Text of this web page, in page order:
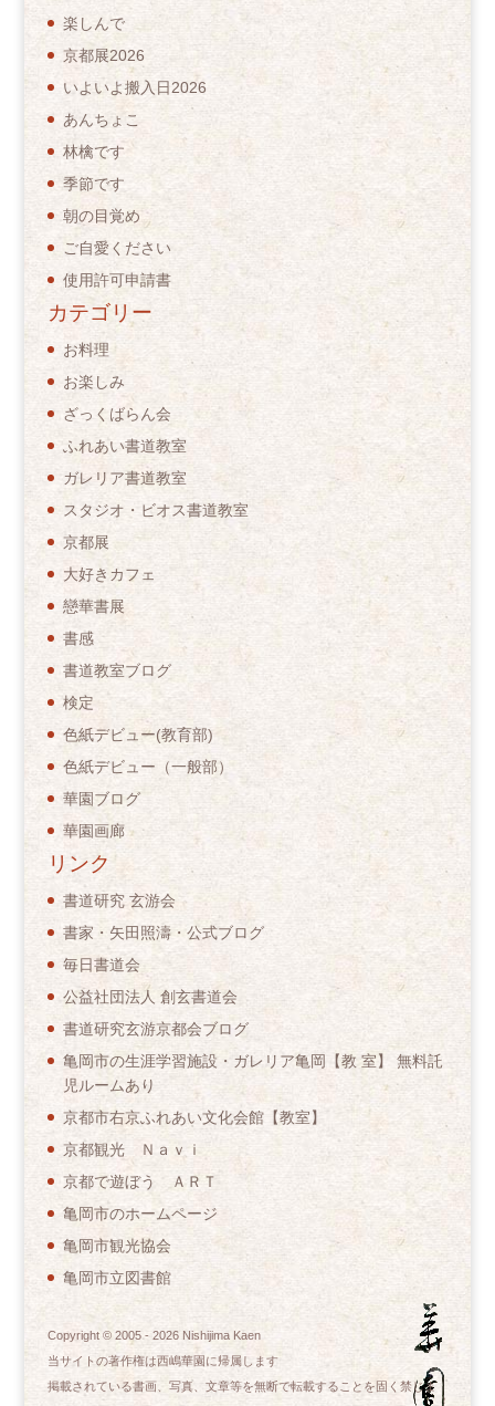
楽しんで
京都展2026
いよいよ搬入日2026
あんちょこ
林檎です
季節です
朝の目覚め
ご自愛ください
使用許可申請書
カテゴリー
お料理
お楽しみ
ざっくばらん会
ふれあい書道教室
ガレリア書道教室
スタジオ・ビオス書道教室
京都展
大好きカフェ
戀華書展
書感
書道教室ブログ
検定
色紙デビュー(教育部)
色紙デビュー（一般部）
華園ブログ
華園画廊
リンク
書道研究 玄游会
書家・矢田照濤・公式ブログ
毎日書道会
公益社団法人 創玄書道会
書道研究玄游京都会ブログ
亀岡市の生涯学習施設・ガレリア亀岡【教 室】 無料託
児ルームあり
京都市右京ふれあい文化会館【教室】
京都観光 Ｎａｖｉ
京都で遊ぼう ＡＲＴ
亀岡市のホームページ
亀岡市観光協会
亀岡市立図書館
Copyright © 2005 - 2026Nishijima Kaen
当サイトの著作権は西嶋華園に帰属します
掲載されている書画、写真、文章等を無断で転載することを固く禁じま